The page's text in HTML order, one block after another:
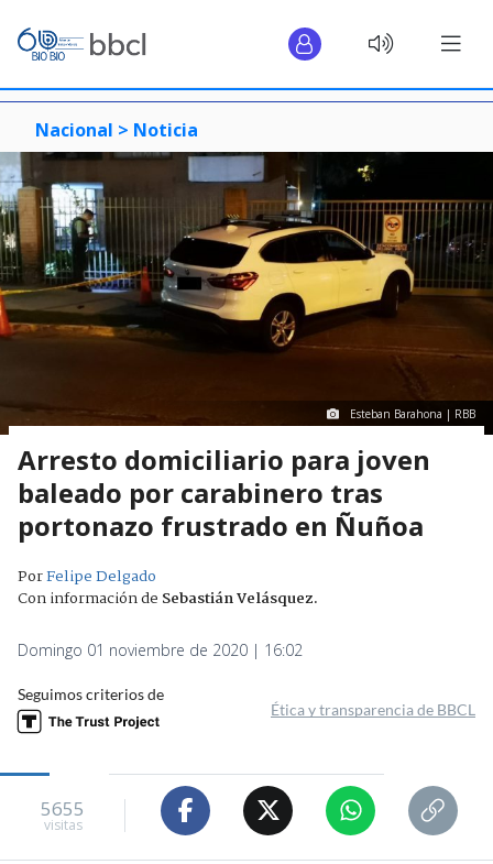
Nacional > Noticia
Esteban Barahona | RBB
Arresto domiciliario para joven
baleado por carabinero tras
portonazo frustrado en Ñuñoa
PorFelipe Delgado
Con información de Sebastián Velásquez.
Domingo 01 noviembre de 2020 | 16:02
Seguimos criterios de
Ética y transparencia de BBCL
5655
visitas